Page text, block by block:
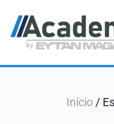
Início /